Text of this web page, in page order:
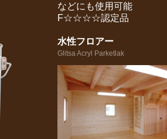
などにも使用可能
F☆☆☆☆認定品
水性フロアー
Glitsa Acryl Parketlak